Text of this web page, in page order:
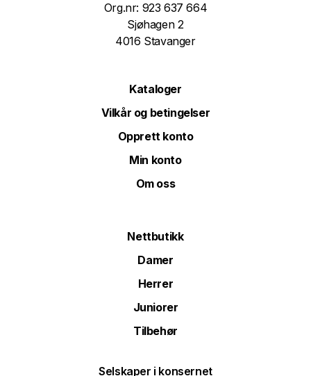
Org.nr: 923 637 664
Sjøhagen 2
4016 Stavanger
Kataloger
Vilkår og betingelser
Opprett konto
Min konto
Om oss
Nettbutikk
Damer
Herrer
Juniorer
Tilbehør
Selskaper i konsernet